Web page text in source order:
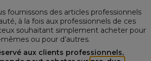
fournissons des articles professionnels
à la fois aux professionnels de ces
souhaitant simplement acheter pour
ou pour d’autres.
aux clients professionnels,